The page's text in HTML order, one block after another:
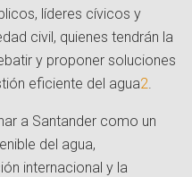
líderes cívicos y
civil, quienes tendrán la
y proponer soluciones
eficiente del agua2
a Santander como un
del agua,
internacional y la